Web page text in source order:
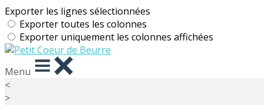
Exporter les lignes sélectionnées
Exporter toutes les colonnes
Exporter uniquement les colonnes affichées
Menu
<
>